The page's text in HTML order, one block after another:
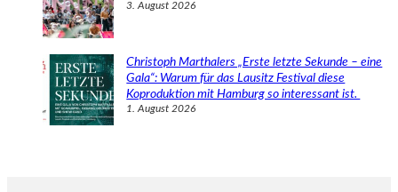
3. August 2026
Christoph Marthalers „Erste letzte Sekunde – eine
Gala“: Warum für das Lausitz Festival diese
Koproduktion mit Hamburg so interessant ist.
1. August 2026